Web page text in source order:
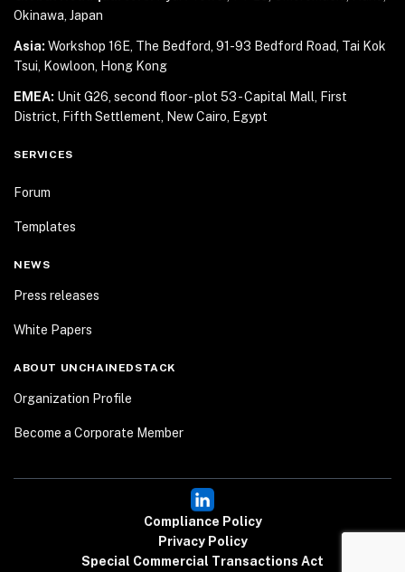
Okinawa, Japan
Asia: Workshop 16E, The Bedford, 91-93 Bedford Road, Tai Kok
Tsui, Kowloon, Hong Kong
EMEA: Unit G26, second floor - plot 53 - Capital Mall,
First
District, Fifth Settlement, New Cairo, Egypt
SERVICES
Forum
Templates
NEWS
Press releases
White Papers
ABOUT UNCHAINEDSTACK
Organization Profile
Become a Corporate Member
Compliance Policy
Privacy Policy
Special Commercial Transactions Act